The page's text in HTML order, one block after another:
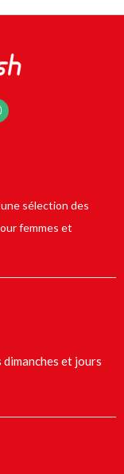
sélection des
femmes et
et jours